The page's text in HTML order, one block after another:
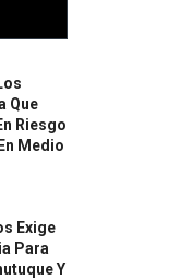
Que
Riesgo
Medio
Exige
Para
Y